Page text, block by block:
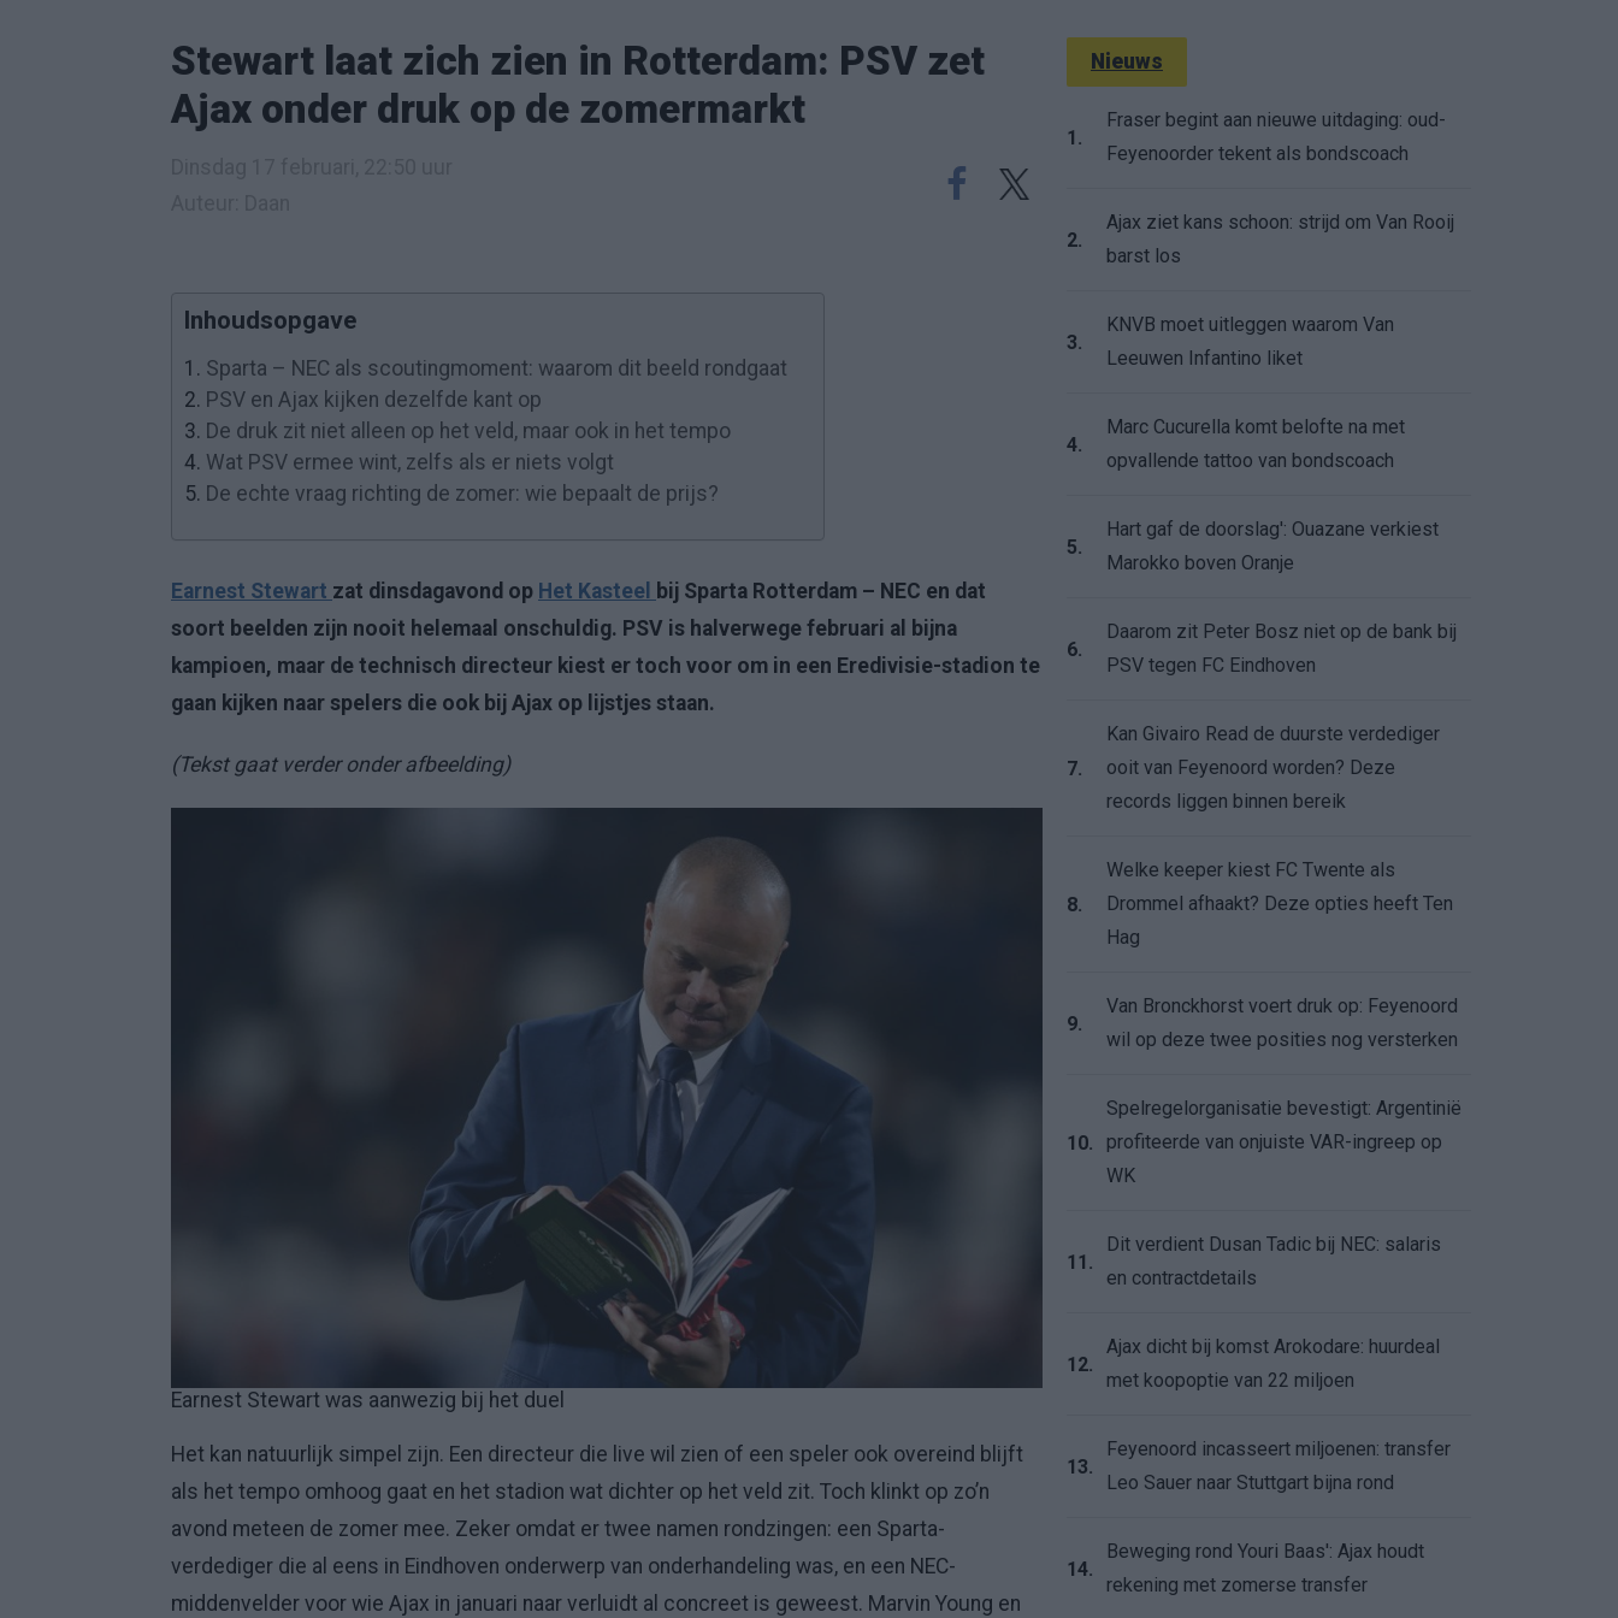
Stewart laat zich zien in Rotterdam: PSV zet
Ajax onder druk op de zomermarkt
Inhoudsopgave
1. Sparta – NEC als scoutingmoment: waarom dit beeld rondgaat
2. PSV en Ajax kijken dezelfde kant op
3. De druk zit niet alleen op het veld, maar ook in het tempo
4. Wat PSV ermee wint, zelfs als er niets volgt
5. De echte vraag richting de zomer: wie bepaalt de prijs?
Earnest Stewart zat dinsdagavond op Het Kasteel bij Sparta Rotterdam – NEC en dat
soort beelden zijn nooit helemaal onschuldig. PSV is halverwege februari al bijna
kampioen, maar de technisch directeur kiest er toch voor om in een Eredivisie-stadion te
gaan kijken naar spelers die ook bij Ajax op lijstjes staan.
(Tekst gaat verder onder afbeelding)
Earnest Stewart was aanwezig bij het duel
Het kan natuurlijk simpel zijn. Een directeur die live wil zien of een speler ook overeind blijft
als het tempo omhoog gaat en het stadion wat dichter op het veld zit. Toch klinkt op zo’n
avond meteen de zomer mee. Zeker omdat er twee namen rondzingen: een Sparta-
verdediger die al eens in Eindhoven onderwerp van onderhandeling was, en een NEC-
middenvelder voor wie Ajax in januari naar verluidt al concreet is geweest. Marvin Young en
Nieuws
1.
Fraser begint aan nieuwe uitdaging: oud-
Feyenoorder tekent als bondscoach
2.
Ajax ziet kans schoon: strijd om Van Rooij
barst los
3.
KNVB moet uitleggen waarom Van
Leeuwen Infantino liket
4.
Marc Cucurella komt belofte na met
opvallende tattoo van bondscoach
5.
Hart gaf de doorslag': Ouazane verkiest
Marokko boven Oranje
6.
Daarom zit Peter Bosz niet op de bank bij
PSV tegen FC Eindhoven
7.
Kan Givairo Read de duurste verdediger
ooit van Feyenoord worden? Deze
records liggen binnen bereik
8.
Welke keeper kiest FC Twente als
Drommel afhaakt? Deze opties heeft Ten
Hag
9.
Van Bronckhorst voert druk op: Feyenoord
wil op deze twee posities nog versterken
10.
Spelregelorganisatie bevestigt: Argentinië
profiteerde van onjuiste VAR-ingreep op
WK
11.
Dit verdient Dusan Tadic bij NEC: salaris
en contractdetails
12.
Ajax dicht bij komst Arokodare: huurdeal
met koopoptie van 22 miljoen
13.
Feyenoord incasseert miljoenen: transfer
Leo Sauer naar Stuttgart bijna rond
14.
Beweging rond Youri Baas': Ajax houdt
rekening met zomerse transfer